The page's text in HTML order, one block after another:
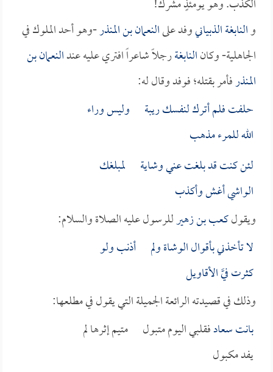
الكذب. وهو يومئذٍ مشرك!
والنابغة الذبيانيوفد علىالنعمان بن المنذر-وهو أحد الملوك في
الجاهلية- وكانالنابغةرجلاً شاعراً افتري عليه عندالنعمان بن
المنذرفأمر بقتله؛ فوفد وقال له:
حلفت فلم أترك لنفسك ريبة وليس وراء
الله للمرء مذهب
لئن كنت قد بلغت عني وشاية لمبلغك
الواشي أغش وأكذب
ويقولكعب بن زهيرللرسول عليه الصلاة والسلام:
لا تأخذني بأقوال الوشاة ولم أذنب ولو
كثرت فيَّ الأقاويل
وذلك في قصيدته الرائعة الجميلة التي يقول في مطلعها:
بانتسعادفقلبي اليوم متبول متيم إثرها لم
يفد مكبول